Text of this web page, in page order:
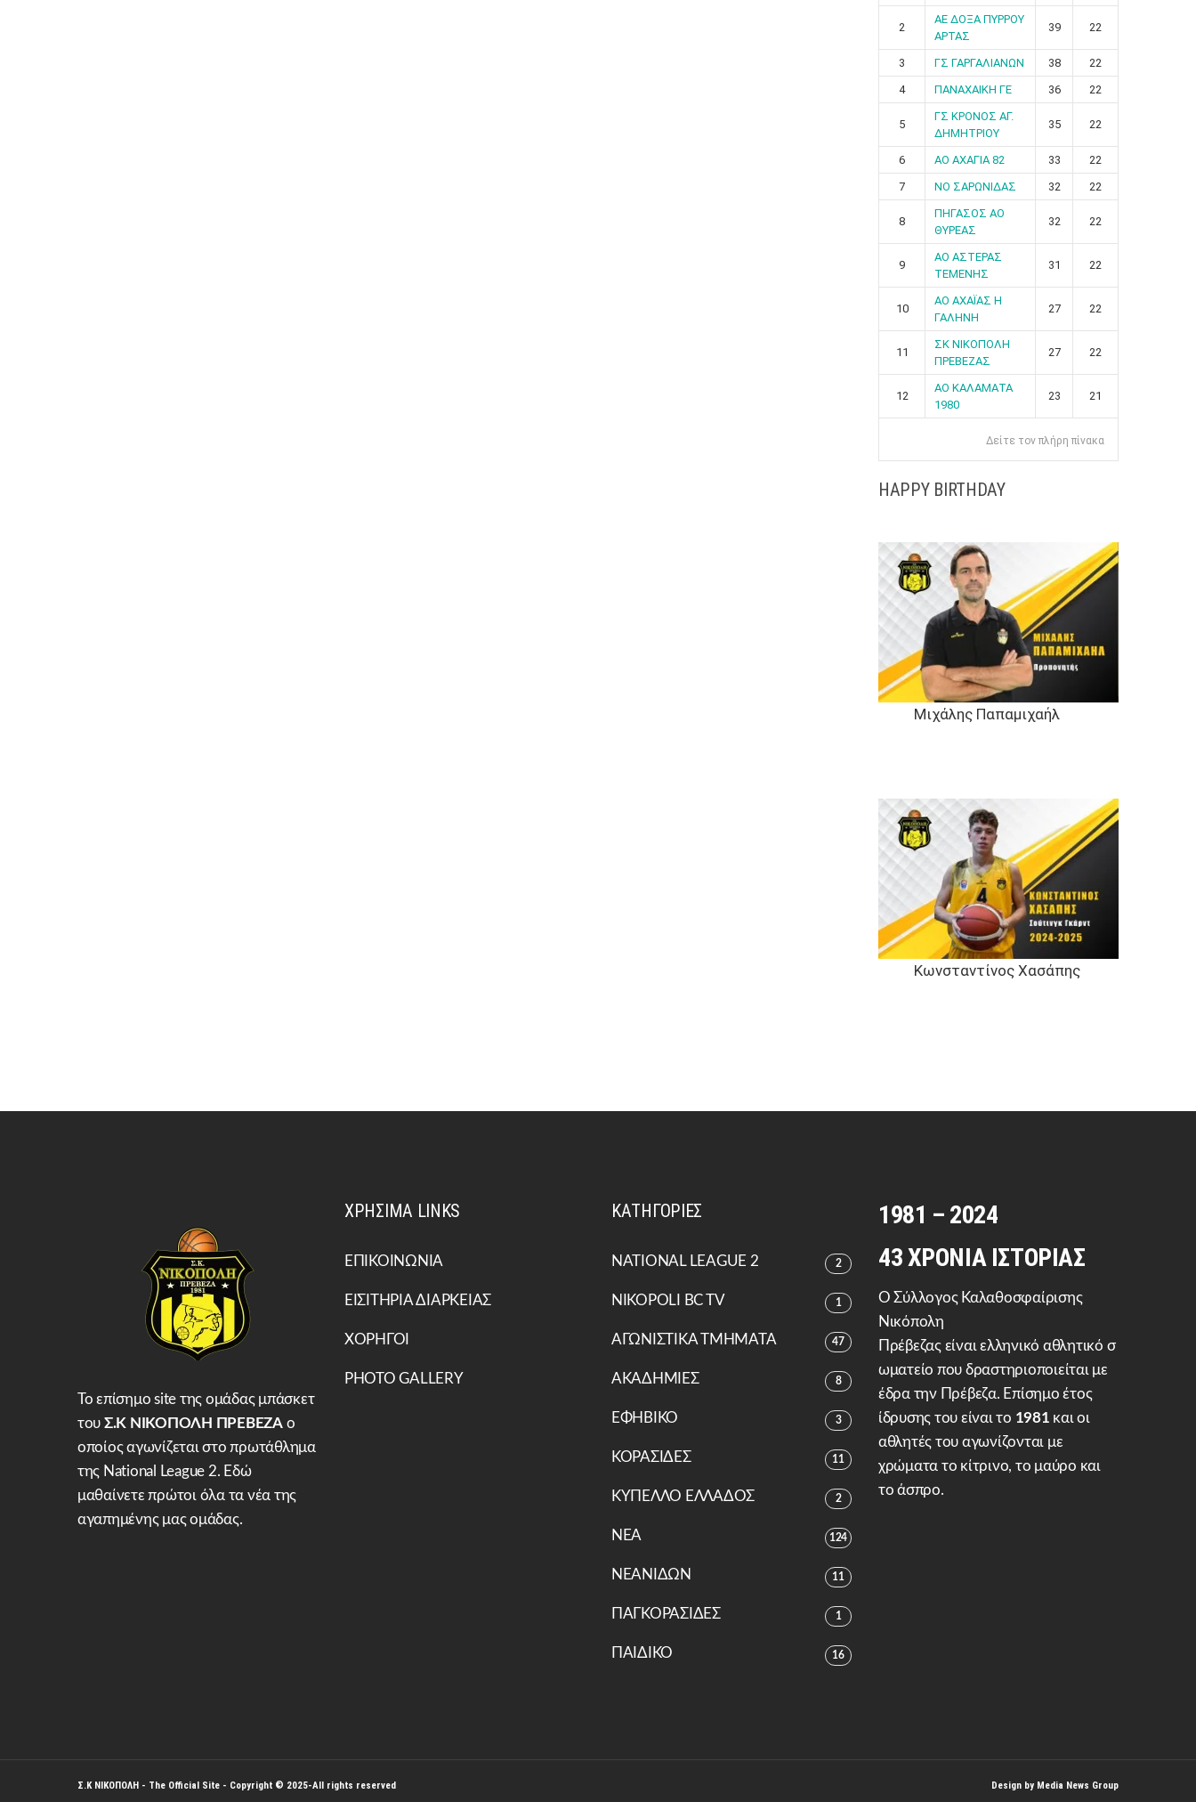
2
ΑΕ ΔΟΞΑ ΠΥΡΡΟΥ
ΑΡΤΑΣ
39 22
3 ΓΣ ΓΑΡΓΑΛΙΑΝΩΝ 38
22
4
ΠΑΝΑΧΑΙΚΗ ΓΕ 36 22
5
ΓΣ ΚΡΟΝΟΣ ΑΓ.
ΔΗΜΗΤΡΙΟΥ
35 22
6 ΑΟ ΑΧΑΓΙΑ 82 33
22
7
ΝΟ ΣΑΡΩΝΙΔΑΣ 32 22
8
ΠΗΓΑΣΟΣ ΑΟ
ΘΥΡΕΑΣ
32 22
9
ΑΟ ΑΣΤΕΡΑΣ
ΤΕΜΕΝΗΣ
31 22
10
ΑΟ ΑΧΑΪΑΣ Η
ΓΑΛΗΝΗ
27 22
11
ΣΚ ΝΙΚΟΠΟΛΗ
ΠΡΕΒΕΖΑΣ
27 22
12
ΑΟ ΚΑΛΑΜΑΤΑ
1980
23 21
Δείτε τον πλήρη πίνακα
HAPPY BIRTHDAY
Μιχάλης Παπαμιχαήλ
Κωνσταντίνος Χασάπης
Το επίσημο site της ομάδας μπάσκετ
του Σ.Κ ΝΙΚΟΠΟΛΗ ΠΡΕΒΕΖΑο
οποίος αγωνίζεται στο πρωτάθλημα
της National League 2. Εδώ
μαθαίνετε πρώτοι όλα τα νέα της
αγαπημένης μας ομάδας.
ΧΡΗΣΙΜΑ LINKS
ΕΠΙΚΟΙΝΩΝΙΑ
ΕΙΣΙΤΗΡΙΑ ΔΙΑΡΚΕΙΑΣ
ΧΟΡΗΓΟΙ
PHOTO GALLERY
ΚΑΤΗΓΟΡΙΕΣ
NATIONAL LEAGUE 2 2
NIKOPOLI BC TV 1
ΑΓΩΝΙΣΤΙΚΑ ΤΜΗΜΑΤΑ 47
ΑΚΑΔΗΜΙΕΣ 8
ΕΦΗΒΙΚΟ 3
ΚΟΡΑΣΙΔΕΣ 11
ΚΥΠΕΛΛΟ ΕΛΛΑΔΟΣ 2
ΝΕΑ 124
ΝΕΑΝΙΔΩΝ 11
ΠΑΓΚΟΡΑΣΙΔΕΣ 1
ΠΑΙΔΙΚΟ 16
1981 – 2024
43 ΧΡΟΝΙΑ ΙΣΤΟΡΙΑΣ
Ο Σύλλογος Καλαθοσφαίρισης
Νικόπολη
Πρέβεζας είναι ελληνικό αθλητικό σ
ωματείο που δραστηριοποιείται με
έδρα την Πρέβεζα. Επίσημο έτος
ίδρυσης του είναι το 1981 και οι
αθλητές του αγωνίζονται με
χρώματα το κίτρινο, το μαύρο και
το άσπρο.
Σ.Κ ΝΙΚΟΠΟΛΗ - The Official Site - Copyright © 2025-All rights reserved Design by Media News Group